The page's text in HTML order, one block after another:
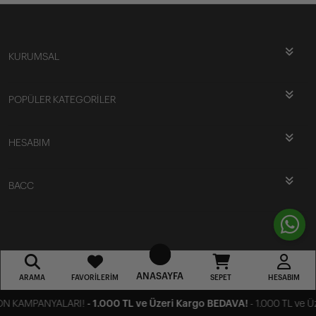
- 1.000 TL ve Üzeri Kargo BEDAVA!- 1.000 TL ve
KURUMSAL
POPÜLER KATEGORİLER
HESABIM
BACC
ARAMA FAVORILERIM ANASAYFA SEPET HESABIM